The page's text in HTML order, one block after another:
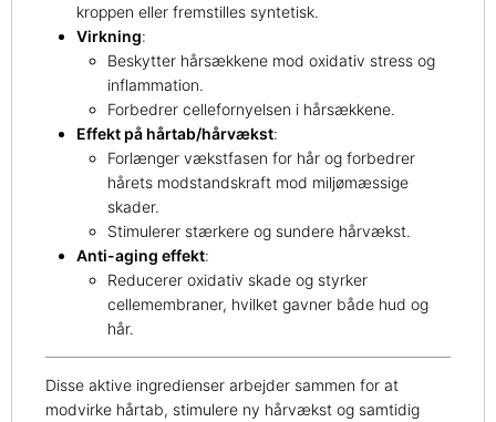
kroppen eller fremstilles syntetisk.
Virkning:
Beskytter hårsækkene mod oxidativ stress og
inflammation.
Forbedrer cellefornyelsen i hårsækkene.
Effekt på hårtab/hårvækst:
Forlænger vækstfasen for hår og forbedrer
hårets modstandskraft mod miljømæssige
skader.
Stimulerer stærkere og sundere hårvækst.
Anti-aging effekt:
Reducerer oxidativ skade og styrker
cellemembraner, hvilket gavner både hud og
hår.
Disse aktive ingredienser arbejder sammen for at
modvirke hårtab, stimulere ny hårvækst og samtidig